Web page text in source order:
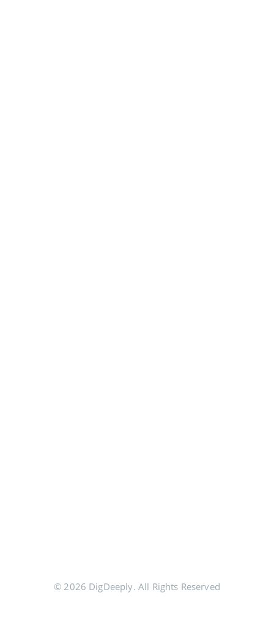
© 2026 DigDeeply. All Rights Reserved